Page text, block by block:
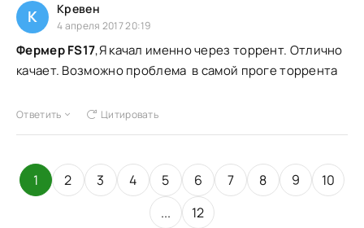
К Кревен
4 апреля 2017 20:19
Фермер FS17,Я качал именно через торрент. Отлично
качает. Возможно проблема в самой проге торрента
Ответить Цитировать
1 2 3 4 5 6 7 8 9
10
...
12